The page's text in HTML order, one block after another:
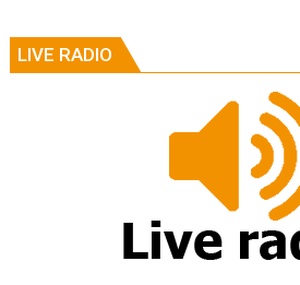
LIVE RADIO